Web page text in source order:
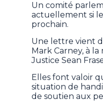
Un comité
actuellement si
prochain.
Une lettre vient
Mark Carney, à
Justice Sean
Elles font valoir
situation de
de soutien aux